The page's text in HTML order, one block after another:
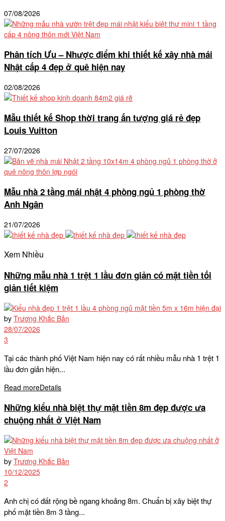
07/08/2026
Phân tích Ưu – Nhược điểm khi thiết kế xây nhà mái
Nhật cấp 4 đẹp ở quê hiện nay
02/08/2026
Mẫu thiết kế Shop thời trang ấn tượng giá rẻ đẹp
Louis Vuitton
27/07/2026
Mẫu nhà 2 tầng mái nhật 4 phòng ngủ 1 phòng thờ
Anh Ngân
21/07/2026
Xem Nhiều
Những mẫu nhà 1 trệt 1 lầu đơn giản có mặt tiền tối
giản tiết kiệm
by Trương Khắc Bản
28/07/2026
3
Tại các thành phố Việt Nam hiện nay có rất nhiều mẫu nhà 1 trệt 1
lầu đơn giản hiện...
Read moreDetails
Những kiểu nhà biệt thự mặt tiền 8m đẹp được ưa
chuộng nhất ở Việt Nam
by Trương Khắc Bản
10/12/2025
2
Anh chị có đất rộng bề ngang khoảng 8m. Chuẩn bị xây biệt thự
phố mặt tiền 8m 3 tầng...